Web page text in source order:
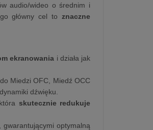
audio/wideo o średnim i
główny cel to znaczne
ekranowania i działa jak
Miedzi OFC, Miedź OCC
dźwięku.
skutecznie redukuje
, gwarantującymi optymalną